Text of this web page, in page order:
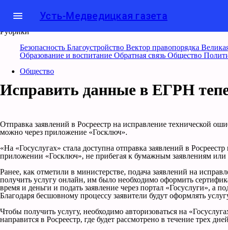
menu Усть-Медведицкая газета
Рубрики
Безопасность Благоустройство Вектор правопорядка
Образование и воспитание Обратная связь Общество
Общество
Исправить данные в ЕГРН
Отправка заявлений в Росреестр на исправление технической
можно через приложение «Госключ».
«На «Госуслугах» стала доступна отправка заявлений в
приложении «Госключ», не прибегая к бумажным заявлениям
Ранее, как отметили в министерстве, подача заявлений на
получить услугу онлайн, им было необходимо оформить
время и деньги и подать заявление через портал «Госуслуги»,
Благодаря бесшовному процессу заявители будут оформлять
Чтобы получить услугу, необходимо авторизоваться на
направится в Росреестр, где будет рассмотрено в течение трех